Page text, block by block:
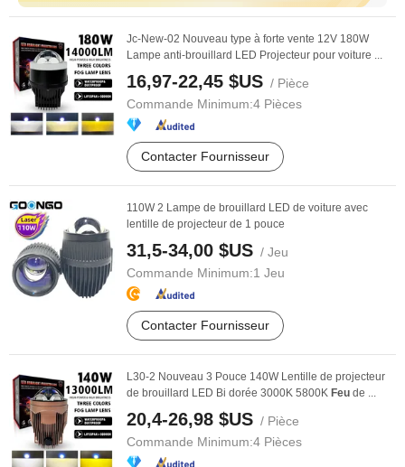
Jc-New-02 Nouveau type à forte vente 12V 180W
Lampe anti-brouillard LED Projecteur pour voiture ...
16,97-22,45 $US / Pièce
Commande Minimum:4 Pièces
Contacter Fournisseur
110W 2 Lampe de brouillard LED de voiture avec
lentille de projecteur de 1 pouce
31,5-34,00 $US / Jeu
Commande Minimum:1 Jeu
Contacter Fournisseur
L30-2 Nouveau 3 Pouce 140W Lentille de projecteur
de brouillard LED Bi dorée 3000K 5800K Feu de ...
20,4-26,98 $US / Pièce
Commande Minimum:4 Pièces